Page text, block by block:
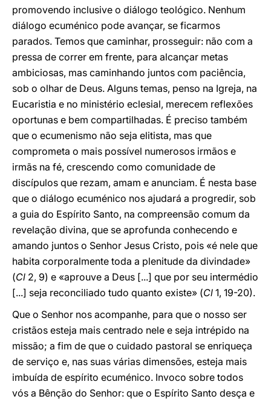
promovendo inclusive o diálogo teológico. Nenhum
diálogo ecuménico pode avançar, se ficarmos
parados. Temos que caminhar, prosseguir: não com a
pressa de correr em frente, para alcançar metas
ambiciosas, mas caminhando juntos com paciência,
sob o olhar de Deus. Alguns temas, penso na Igreja, na
Eucaristia e no ministério eclesial, merecem reflexões
oportunas e bem compartilhadas. É preciso também
que o ecumenismo não seja elitista, mas que
comprometa o mais possível numerosos irmãos e
irmãs na fé, crescendo como comunidade de
discípulos que rezam, amam e anunciam. É nesta base
que o diálogo ecuménico nos ajudará a progredir, sob
a guia do Espírito Santo, na compreensão comum da
revelação divina, que se aprofunda conhecendo e
amando juntos o Senhor Jesus Cristo, pois «é nele que
habita corporalmente toda a plenitude da divindade»
(Cl 2, 9) e «aprouve a Deus [...] que por seu intermédio
[...] seja reconciliado tudo quanto existe» (Cl 1, 19-20).
Que o Senhor nos acompanhe, para que o nosso ser
cristãos esteja mais centrado nele e seja intrépido na
missão; a fim de que o cuidado pastoral se enriqueça
de serviço e, nas suas várias dimensões, esteja mais
imbuída de espírito ecuménico. Invoco sobre todos
vós a Bênção do Senhor: que o Espírito Santo desça e